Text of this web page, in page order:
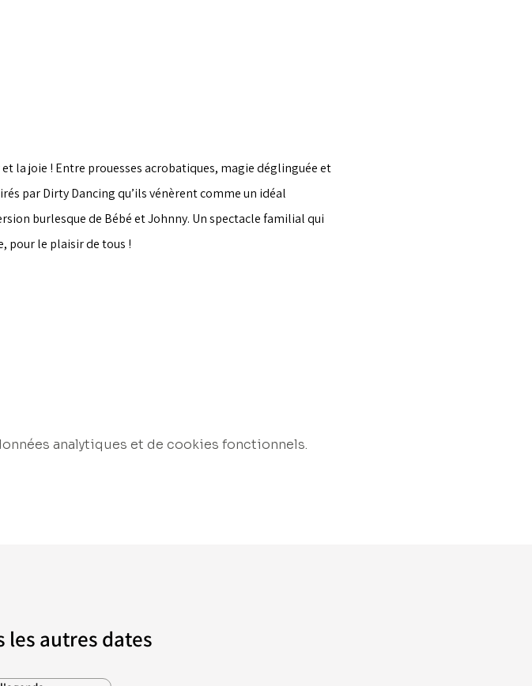
la joie ! Entre prouesses acrobatiques, magie déglinguée et
par Dirty Dancing qu’ils vénèrent comme un idéal
burlesque de Bébé et Johnny. Un spectacle familial qui
pour le plaisir de tous !
analytiques et de cookies fonctionnels.
les autres dates